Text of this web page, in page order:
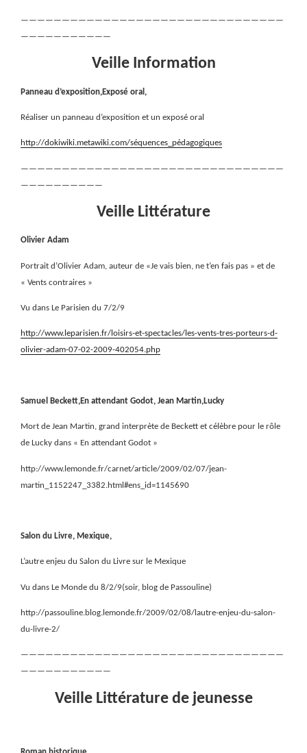
————————————————————————————————
———————————
Veille Information
Panneau d’exposition,Exposé oral,
Réaliser un panneau d’exposition et un exposé oral
http://dokiwiki.metawiki.com/séquences_pédagogiques
————————————————————————————————
——————————
Veille Littérature
Olivier Adam
Portrait d’Olivier Adam, auteur de «Je vais bien, ne t’en fais pas » et de
« Vents contraires »
Vu dans Le Parisien du 7/2/9
http://www.leparisien.fr/loisirs-et-spectacles/les-vents-tres-porteurs-d-
olivier-adam-07-02-2009-402054.php
Samuel Beckett,En attendant Godot, Jean Martin,Lucky
Mort de Jean Martin, grand interprète de Beckett et célèbre pour le rôle
de Lucky dans « En attendant Godot »
http://www.lemonde.fr/carnet/article/2009/02/07/jean-
martin_1152247_3382.html#ens_id=1145690
Salon du Livre, Mexique,
L’autre enjeu du Salon du Livre sur le Mexique
Vu dans Le Monde du 8/2/9(soir, blog de Passouline)
http://passouline.blog.lemonde.fr/2009/02/08/lautre-enjeu-du-salon-
du-livre-2/
————————————————————————————————
———————————
Veille Littérature de jeunesse